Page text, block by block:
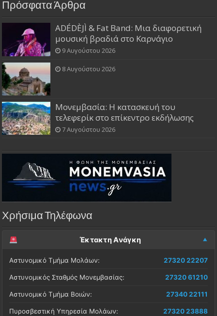
Πρόσφατα Άρθρα
ADÉDÈJÌ & Fat Band: Μια διαφορετική
μουσική βραδιά στο Καρνάγιο
9 Αυγούστου 2026
8 Αυγούστου 2026
Μονεμβασία: Η κατασκευή του
τελεφερίκ στο επίκεντρο εκδήλωσης
7 Αυγούστου 2026
Χρήσιμα Τηλέφωνα
Έκτακτη Ανάγκη
Αστυνομικό Τμήμα Μολάων: 27320 22207
Αστυνομικός Σταθμός Μονεμβασίας: 27320 61210
Αστυνομικό Τμήμα Βοιών: 27340 22111
Πυροσβεστική Υπηρεσία Μολάων: 27320 23888